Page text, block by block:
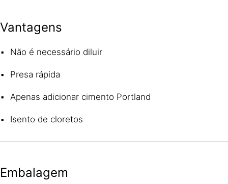
Vantagens
Não é necessário diluir
Presa rápida
Apenas adicionar cimento Portland
Isento de cloretos
Embalagem